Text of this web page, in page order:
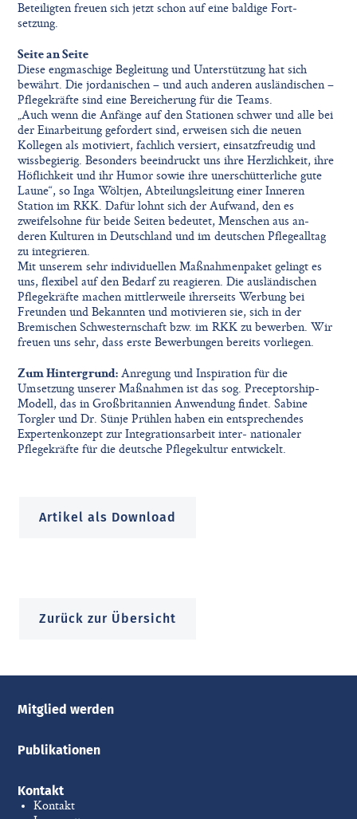
Beteiligten freuen sich jetzt schon auf eine baldige Fort-
setzung.
Seite an Seite
Diese engmaschige Begleitung und Unterstützung hat sich
bewährt. Die jordanischen – und auch anderen ausländischen –
Pﬂegekräfte sind eine Bereicherung für die Teams.
„Auch wenn die Anfänge auf den Stationen schwer und alle bei
der Einarbeitung gefordert sind, erweisen sich die neuen
Kollegen als motiviert, fachlich versiert, einsatzfreudig und
wissbegierig. Besonders beeindruckt uns ihre Herzlichkeit, ihre
Höﬂichkeit und ihr Humor sowie ihre unerschütterliche gute
Laune“, so Inga Wöltjen, Abteilungsleitung einer Inneren
Station im RKK. Dafür lohnt sich der Aufwand, den es
zweifelsohne für beide Seiten bedeutet, Menschen aus an-
deren Kulturen in Deutschland und im deutschen Pﬂegealltag
zu integrieren.
Mit unserem sehr individuellen Maßnahmenpaket gelingt es
uns, ﬂexibel auf den Bedarf zu reagieren. Die ausländischen
Pﬂegekräfte machen mittlerweile ihrerseits Werbung bei
Freunden und Bekannten und motivieren sie, sich in der
Bremischen Schwesternschaft bzw. im RKK zu bewerben. Wir
freuen uns sehr, dass erste Bewerbungen bereits vorliegen.
Zum Hintergrund: Anregung und Inspiration für die
Umsetzung unserer Maßnahmen ist das sog. Preceptorship-
Modell, das in Großbritannien Anwendung ﬁndet. Sabine
Torgler und Dr. Sünje Prühlen haben ein entsprechendes
Expertenkonzept zur Integrationsarbeit inter- nationaler
Pﬂegekräfte für die deutsche Pﬂegekultur entwickelt.
Artikel als Download
Zurück zur Übersicht
Mitglied werden
Publikationen
Kontakt
Kontakt